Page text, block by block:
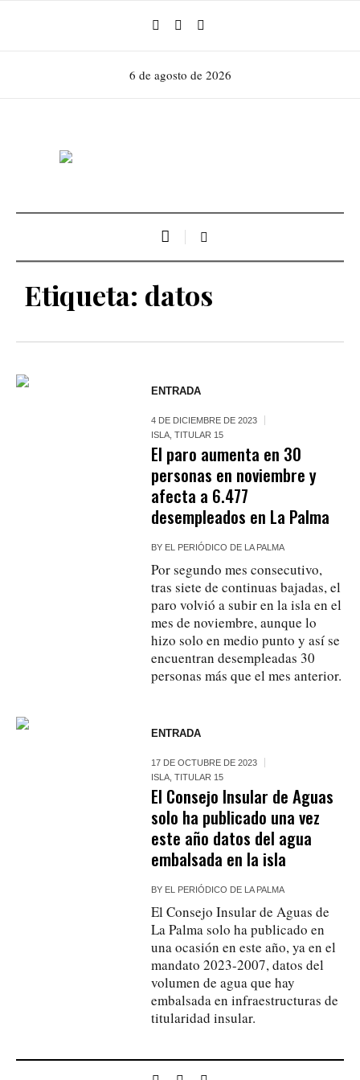
6 de agosto de 2026
Etiqueta: datos
ENTRADA
4 DE DICIEMBRE DE 2023
ISLA ,TITULAR 15
El paro aumenta en 30
personas en noviembre y
afecta a 6.477
desempleados en La Palma
BY EL PERIÓDICO DE LA PALMA
Por segundo mes consecutivo,
tras siete de continuas bajadas, el
paro volvió a subir en la isla en el
mes de noviembre, aunque lo
hizo solo en medio punto y así se
encuentran desempleadas 30
personas más que el mes anterior.
ENTRADA
17 DE OCTUBRE DE 2023
ISLA ,TITULAR 15
El Consejo Insular de Aguas
solo ha publicado una vez
este año datos del agua
embalsada en la isla
BY EL PERIÓDICO DE LA PALMA
El Consejo Insular de Aguas de
La Palma solo ha publicado en
una ocasión en este año, ya en el
mandato 2023-2007, datos del
volumen de agua que hay
embalsada en infraestructuras de
titularidad insular.